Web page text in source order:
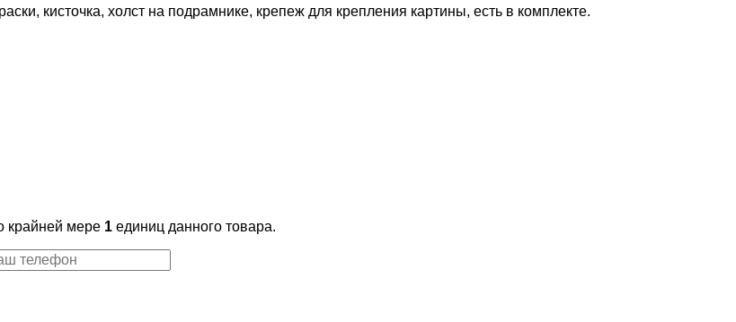
кисточка, холст на подрамнике, крепеж для крепления картины, есть в комплекте.
крайней мере 1 единиц данного товара.